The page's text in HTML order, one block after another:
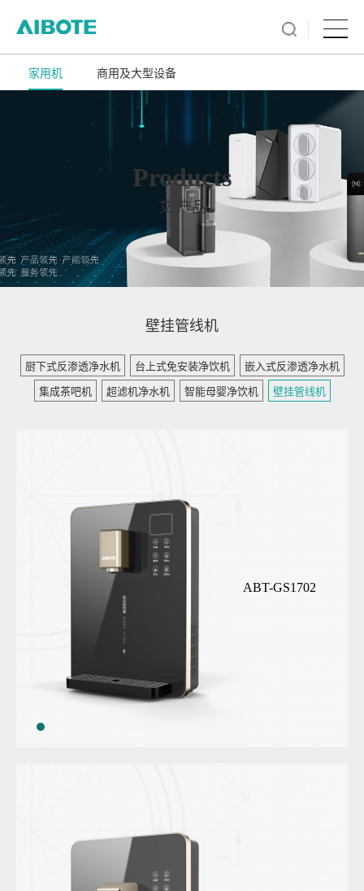
家用机 商用及大型设备
Products
艾·产品
壁挂管线机
厨下式反渗透净水机 台上式免安装净饮机
嵌入式反渗透净水机
集成茶吧机
超滤机净水机 智能母婴净饮机 壁挂管线机
ABT-GS1702